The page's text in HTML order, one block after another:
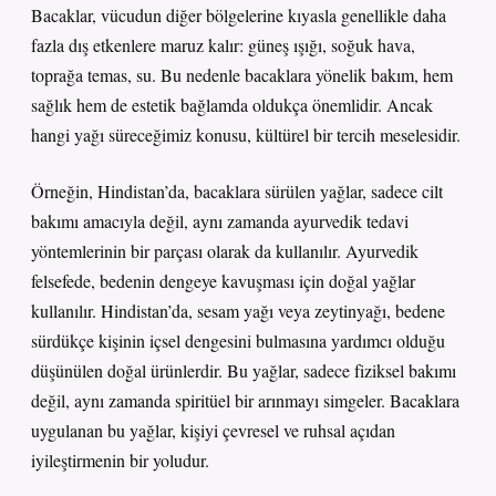
Bacaklar, vücudun diğer bölgelerine kıyasla genellikle daha
fazla dış etkenlere maruz kalır: güneş ışığı, soğuk hava,
toprağa temas, su. Bu nedenle bacaklara yönelik bakım, hem
sağlık hem de estetik bağlamda oldukça önemlidir. Ancak
hangi yağı süreceğimiz konusu, kültürel bir tercih meselesidir.
Örneğin, Hindistan’da, bacaklara sürülen yağlar, sadece cilt
bakımı amacıyla değil, aynı zamanda ayurvedik tedavi
yöntemlerinin bir parçası olarak da kullanılır. Ayurvedik
felsefede, bedenin dengeye kavuşması için doğal yağlar
kullanılır. Hindistan’da, sesam yağı veya zeytinyağı, bedene
sürdükçe kişinin içsel dengesini bulmasına yardımcı olduğu
düşünülen doğal ürünlerdir. Bu yağlar, sadece fiziksel bakımı
değil, aynı zamanda spiritüel bir arınmayı simgeler. Bacaklara
uygulanan bu yağlar, kişiyi çevresel ve ruhsal açıdan
iyileştirmenin bir yoludur.